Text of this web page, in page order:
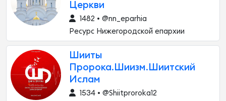
Церкви
1482 • @nn_eparhia
Ресурс Нижегородской епархии
Шииты
Пророка.Шиизм.Шиитский
Ислам
1534 • @Shiitproroka12